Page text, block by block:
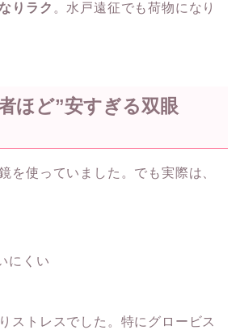
りラク 。水戸遠征でも荷物になり
ほど”安すぎる双眼
を使っていました。でも実際は、
にくい
ストレスでした。特にグロービス